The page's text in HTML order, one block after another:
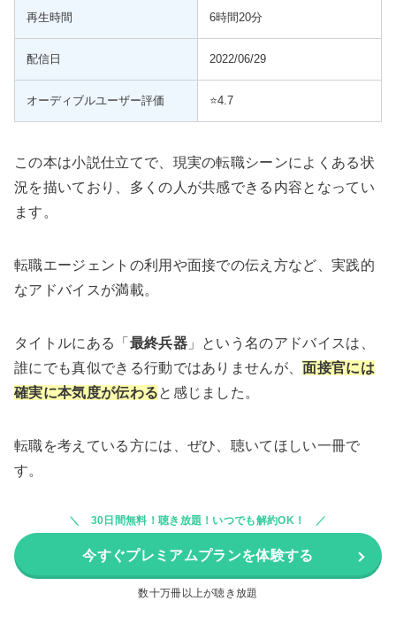
再生時間 6時間20分
配信日 2022/06/29
オーディブルユーザー評価 ⭐️4.7
この本は小説仕立てで、現実の転職シーンによくある状
況を描いており、多くの人が共感できる内容となってい
ます。
転職エージェントの利用や面接での伝え方など、実践的
なアドバイスが満載。
タイトルにある「 最終兵器」という名のアドバイスは、
誰にでも真似できる行動ではありませんが、面接官には
確実に本気度が伝わると感じました。
転職を考えている方には、ぜひ、聴いてほしい一冊で
す。
30日間無料！聴き放題！いつでも解約OK！
今すぐプレミアムプランを体験する
数十万冊以上が聴き放題